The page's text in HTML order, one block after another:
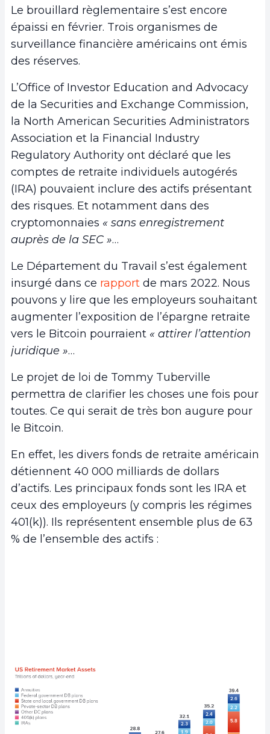
Le brouillard règlementaire s’est encore
épaissi en février. Trois organismes de
surveillance financière américains ont émis
des réserves.
L’Office of Investor Education and Advocacy
de la Securities and Exchange Commission,
la North American Securities Administrators
Association et la Financial Industry
Regulatory Authority ont déclaré que les
comptes de retraite individuels autogérés
(IRA) pouvaient inclure des actifs présentant
des risques. Et notamment dans des
cryptomonnaies « sans enregistrement
auprès de la SEC »…
Le Département du Travail s’est également
insurgé dans ce rapport de mars 2022. Nous
pouvons y lire que les employeurs souhaitant
augmenter l’exposition de l’épargne retraite
vers le Bitcoin pourraient « attirer l’attention
juridique »…
Le projet de loi de Tommy Tuberville
permettra de clarifier les choses une fois pour
toutes. Ce qui serait de très bon augure pour
le Bitcoin.
En effet, les divers fonds de retraite américain
détiennent 40 000 milliards de dollars
d’actifs. Les principaux fonds sont les IRA et
ceux des employeurs (y compris les régimes
401(k)). Ils représentent ensemble plus de 63
% de l’ensemble des actifs :